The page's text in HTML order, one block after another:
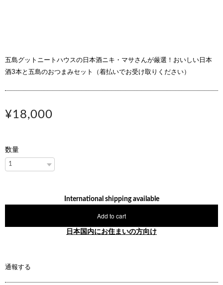
五島グットニートハウスの日本酒ニキ・マサさんが厳選！おいしい日本
酒3本と五島のおつまみセット（着払いでお受け取りください）
¥18,000
数量
International shipping available
Add to cart
日本国内にお住まいの方向け
通報する